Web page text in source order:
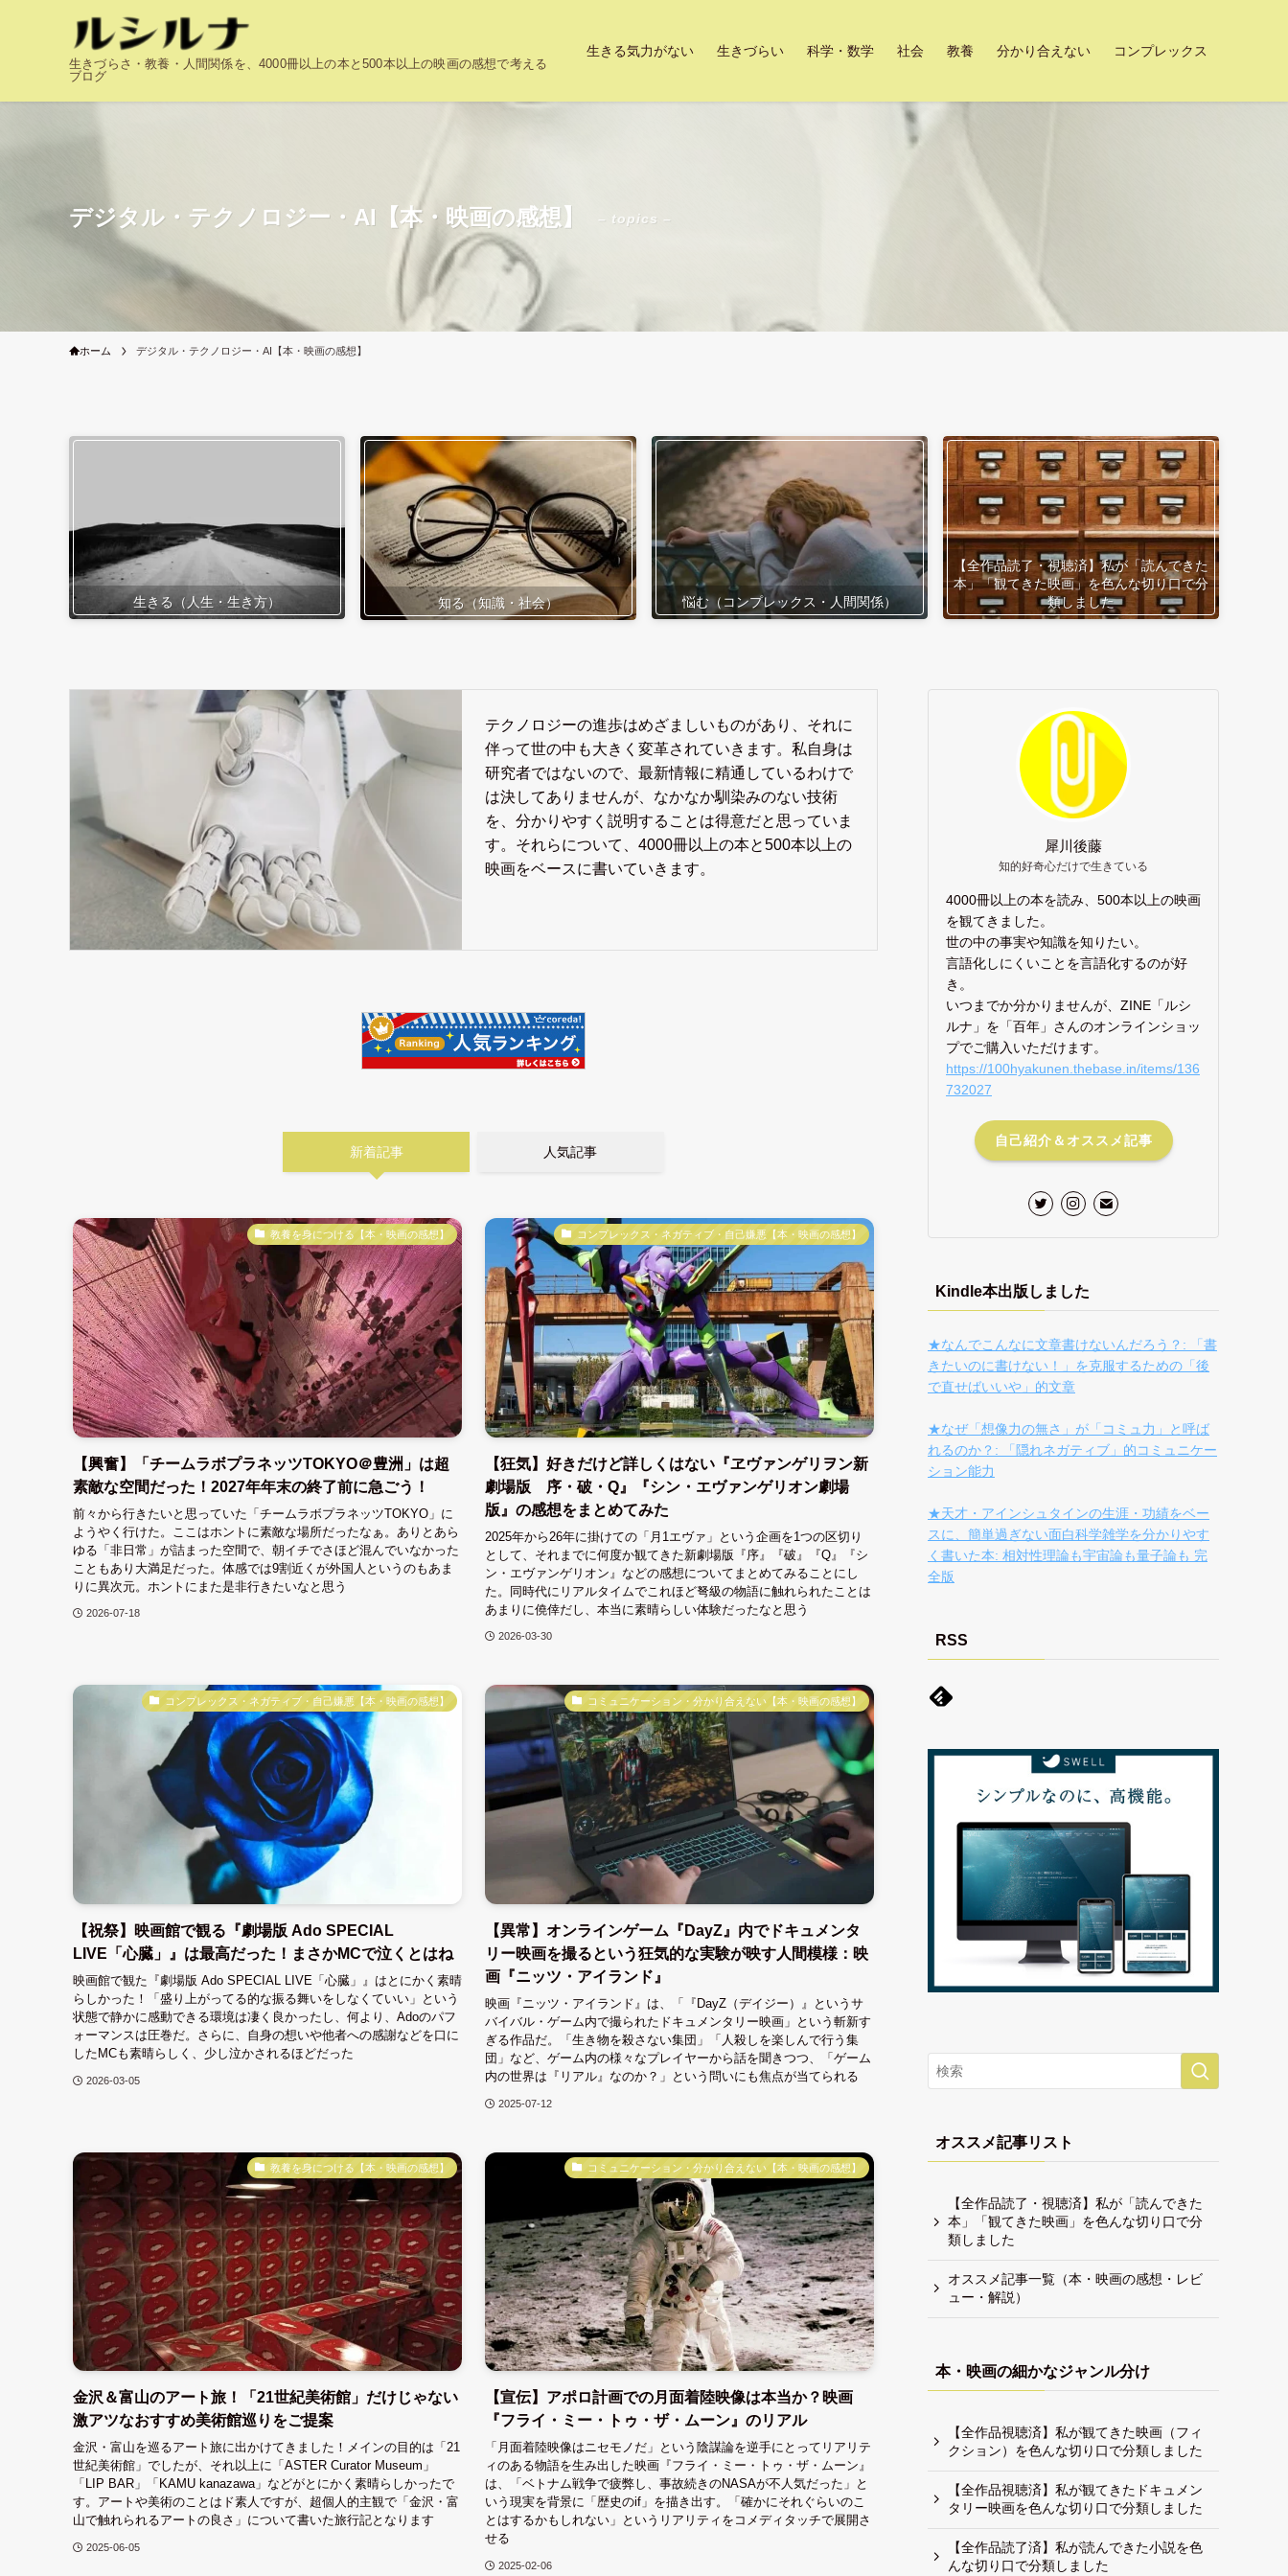
生きづらさ・教養・人間関係を、4000冊以上の本と500本以上の映画の感想で考える
ブログ
生きる気力がない 生きづらい 科学・数学 社会 教養 分かり合えない コンプレックス
デジタル・テクノロジー・AI【本・映画の感想】 – topics –
ホーム デジタル・テクノロジー・AI【本・映画の感想】
生きる（人生・生き方） 知る（知識・社会） 悩む（コンプレックス・人間関係）
【全作品読了・視聴済】私が「読んできた
本」「観てきた映画」を色んな切り口で分
類しました
テクノロジーの進歩はめざましいものがあり、それに
伴って世の中も大きく変革されていきます。私自身は
研究者ではないので、最新情報に精通しているわけで
は決してありませんが、なかなか馴染みのない技術
を、分かりやすく説明することは得意だと思っていま
す。それらについて、4000冊以上の本と500本以上の
映画をベースに書いていきます。
新着記事 人気記事
教養を身につける【本・映画の感想】
【興奮】「チームラボプラネッツTOKYO＠豊洲」は超
素敵な空間だった！2027年年末の終了前に急ごう！
前々から行きたいと思っていた「チームラボプラネッツTOKYO」に
ようやく行けた。ここはホントに素敵な場所だったなぁ。ありとあら
ゆる「非日常」が詰まった空間で、朝イチでさほど混んでいなかった
こともあり大満足だった。体感では9割近くが外国人というのもあま
りに異次元。ホントにまた是非行きたいなと思う
2026-07-18
コンプレックス・ネガティブ・自己嫌悪【本・映画の感想】
【狂気】好きだけど詳しくはない『ヱヴァンゲリヲン新
劇場版 序・破・Q』『シン・エヴァンゲリオン劇場
版』の感想をまとめてみた
2025年から26年に掛けての「月1エヴァ」という企画を1つの区切り
として、それまでに何度か観てきた新劇場版『序』『破』『Q』『シ
ン・エヴァンゲリオン』などの感想についてまとめてみることにし
た。同時代にリアルタイムでこれほど弩級の物語に触れられたことは
あまりに僥倖だし、本当に素晴らしい体験だったなと思う
2026-03-30
コンプレックス・ネガティブ・自己嫌悪【本・映画の感想】
【祝祭】映画館で観る『劇場版 Ado SPECIAL
LIVE「心臓」』は最高だった！まさかMCで泣くとはね
映画館で観た『劇場版 Ado SPECIAL LIVE「心臓」』はとにかく素晴
らしかった！「盛り上がってる的な振る舞いをしなくていい」という
状態で静かに感動できる環境は凄く良かったし、何より、Adoのパフ
ォーマンスは圧巻だ。さらに、自身の想いや他者への感謝などを口に
したMCも素晴らしく、少し泣かされるほどだった
2026-03-05
コミュニケーション・分かり合えない【本・映画の感想】
【異常】オンラインゲーム『DayZ』内でドキュメンタ
リー映画を撮るという狂気的な実験が映す人間模様：映
画『ニッツ・アイランド』
映画『ニッツ・アイランド』は、「『DayZ（デイジー）』というサ
バイバル・ゲーム内で撮られたドキュメンタリー映画」という斬新す
ぎる作品だ。「生き物を殺さない集団」「人殺しを楽しんで行う集
団」など、ゲーム内の様々なプレイヤーから話を聞きつつ、「ゲーム
内の世界は『リアル』なのか？」という問いにも焦点が当てられる
2025-07-12
教養を身につける【本・映画の感想】
金沢＆富山のアート旅！「21世紀美術館」だけじゃない
激アツなおすすめ美術館巡りをご提案
金沢・富山を巡るアート旅に出かけてきました！メインの目的は「21
世紀美術館」でしたが、それ以上に「ASTER Curator Museum」
「LIP BAR」「KAMU kanazawa」などがとにかく素晴らしかったで
す。アートや美術のことはド素人ですが、超個人的主観で「金沢・富
山で触れられるアートの良さ」について書いた旅行記となります
2025-06-05
コミュニケーション・分かり合えない【本・映画の感想】
【宣伝】アポロ計画での月面着陸映像は本当か？映画
『フライ・ミー・トゥ・ザ・ムーン』のリアル
「月面着陸映像はニセモノだ」という陰謀論を逆手にとってリアリテ
ィのある物語を生み出した映画『フライ・ミー・トゥ・ザ・ムーン』
は、「ベトナム戦争で疲弊し、事故続きのNASAが不人気だった」と
いう現実を背景に「歴史のif」を描き出す。「確かにそれぐらいのこ
とはするかもしれない」というリアリティをコメディタッチで展開さ
せる
2025-02-06
犀川後藤
知的好奇心だけで生きている
4000冊以上の本を読み、500本以上の映画
を観てきました。
世の中の事実や知識を知りたい。
言語化しにくいことを言語化するのが好
き。
いつまでか分かりませんが、ZINE「ルシ
ルナ」を「百年」さんのオンラインショッ
プでご購入いただけます。
https://100hyakunen.thebase.in/items/136
732027
自己紹介＆オススメ記事
Kindle本出版しました
★なんでこんなに文章書けないんだろう？: 「書
きたいのに書けない！」を克服するための「後
で直せばいいや」的文章
★なぜ「想像力の無さ」が「コミュ力」と呼ば
れるのか？: 「隠れネガティブ」的コミュニケー
ション能力
★天才・アインシュタインの生涯・功績をベー
スに、簡単過ぎない面白科学雑学を分かりやす
く書いた本: 相対性理論も宇宙論も量子論も 完
全版
RSS
オススメ記事リスト
【全作品読了・視聴済】私が「読んできた
本」「観てきた映画」を色んな切り口で分
類しました
オススメ記事一覧（本・映画の感想・レビ
ュー・解説）
本・映画の細かなジャンル分け
【全作品視聴済】私が観てきた映画（フィ
クション）を色んな切り口で分類しました
【全作品視聴済】私が観てきたドキュメン
タリー映画を色んな切り口で分類しました
【全作品読了済】私が読んできた小説を色
んな切り口で分類しました